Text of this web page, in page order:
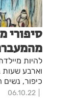
סיפורי
להיות
וארבע שעות
כיפור,
עניין
06.10.22